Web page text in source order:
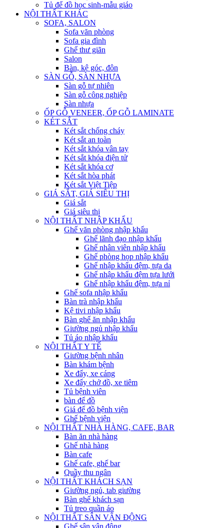
Tủ để đồ học sinh-mẫu giáo
NỘI THẤT KHÁC
SOFA, SALON
Sofa văn phòng
Sofa gia đình
Ghế thư giãn
Salon
Bàn, kệ góc, đôn
SÀN GỖ, SÀN NHỰA
Sàn gỗ tự nhiên
Sàn gỗ công nghiệp
Sàn nhựa
ỐP GỖ VENEER, ỐP GỖ LAMINATE
KÉT SẮT
Két sắt chống cháy
Két sắt an toàn
Két sắt khóa vân tay
Két sắt khóa điện tử
Két sắt khóa cơ
Két sắt hòa phát
Két sắt Việt Tiệp
GIÁ SẮT, GIÁ SIÊU THỊ
Giá sắt
Giá siêu thị
NỘI THẤT NHẬP KHẨU
Ghế văn phòng nhập khẩu
Ghế lãnh đạo nhập khẩu
Ghế nhân viên nhập khẩu
Ghế phòng họp nhập khẩu
Ghế nhập khẩu đệm, tựa da
Ghế nhập khẩu đệm tựa lưới
Ghế nhập khẩu đệm, tựa nỉ
Ghế sofa nhập khẩu
Bàn trà nhập khẩu
Kệ tivi nhập khẩu
Bàn ghế ăn nhập khẩu
Giường ngủ nhập khẩu
Tủ áo nhập khẩu
NỘI THẤT Y TẾ
Giường bệnh nhân
Bàn khám bệnh
Xe đẩy, xe cáng
Xe đẩy chở đồ, xe tiêm
Tủ bệnh viên
bàn để đồ
Giá để đồ bệnh viện
Ghế bệnh viện
NỘI THẤT NHÀ HÀNG, CAFE, BAR
Bàn ăn nhà hàng
Ghế nhà hàng
Bàn cafe
Ghế cafe, ghế bar
Quầy thu ngân
NỘI THẤT KHÁCH SẠN
Giường ngủ, tab giường
Bàn ghế khách sạn
Tủ treo quần áo
NỘI THẤT SÂN VẬN ĐỘNG
Ghế sân vận động